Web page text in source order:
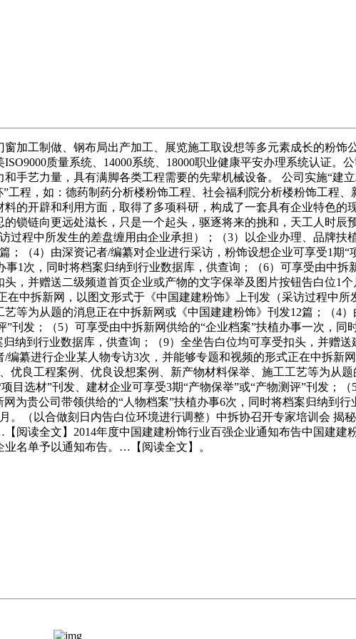
工制做、钢布局出产加工、展览施工取设想等多元素成长的粉饰
质量系统、14000系统、18000职业健康平安办理系统认证。
手艺力量，具有满脚各类工程需要的先辈机械设备。 公司实施“建
程，如：德药制药分析楼粉饰工程、社会福利院分析楼粉饰工程
的开辟和利用方面，取得了多项科研，构成了一套具有企业特色的
锁链向更远处滋长，只是一个起头，驱逐将来的挑和，天工人时
程中所发生的差盘缠用由企业承担）；（3）以企业办理、品牌扶
（4）由深资记者/编纂对企业进行采访，粉饰设想企业可享受1期“
1次，同时将档案归纳到行业数据库，供查询；（6）可享受由中拆
，并赠送二级频道首页企业或产物的文字保举及图片按钮告白位1
中拆新网，以图文形式于《中国建建粉饰》上刊发（采访过程中所
等为从题的消息正在中拆新网或《中国建建粉饰》刊发12篇；（4
刊发；（5）可享受由中拆新网供给的“企业档案”扶植办事一次，同
纳到行业数据库，供查询；（9）全坐告白位均可享受扣头，并赠
纂进行企业某人物专访3次，并能够专题和视频的形式正在中拆新
良工程案例、优良设想案例、新产物材料保举、施工工艺等为从
选材”刊发、建材企业可享受3期“产物保举”或“产物测评”刊发；
为贵公司带领供给的“人物档案”扶植办事6次，同时将档案归纳到
（以合做刻日内告白位环境进行调整）中拆协召开专家培训会 揭
读全文】2014年度中国建建粉饰行业百强企业通知布告中国建建
名单予以通知布告。…【阅读全文】。